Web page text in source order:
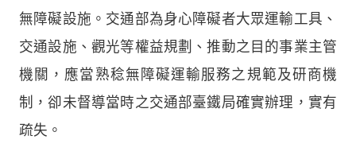
無障礙設施。交通部為身心障礙者大眾運輸工具、
交通設施、觀光等權益規劃、推動之目的事業主管
機關，應當熟稔無障礙運輸服務之規範及研商機
制，卻未督導當時之交通部臺鐵局確實辦理，實有
疏失。